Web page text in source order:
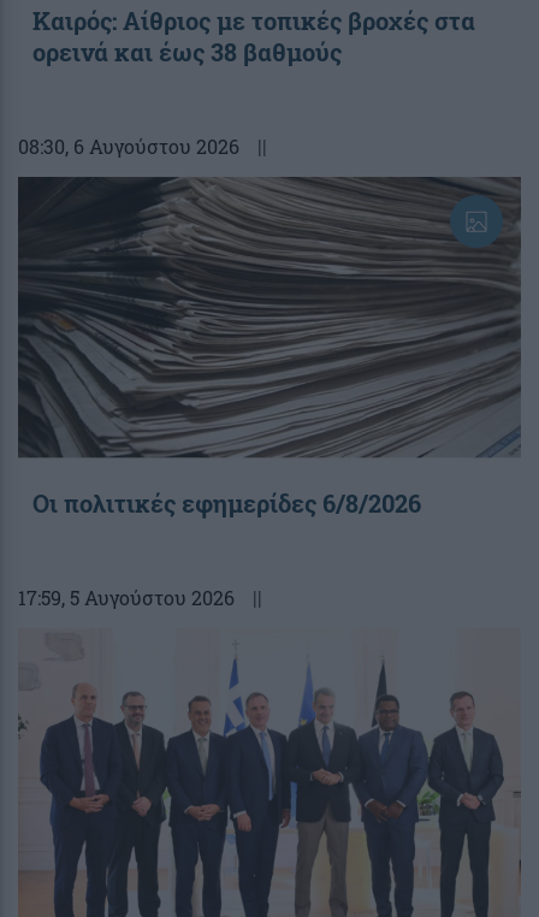
Καιρός: Αίθριος με τοπικές βροχές στα
ορεινά και έως 38 βαθμούς
08:30, 6 Αυγούστου 2026 ||
Οι πολιτικές εφημερίδες 6/8/2026
17:59, 5 Αυγούστου 2026 ||